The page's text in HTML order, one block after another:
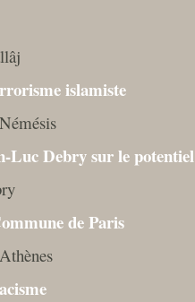
islamiste
Luc Debry sur le
de Paris